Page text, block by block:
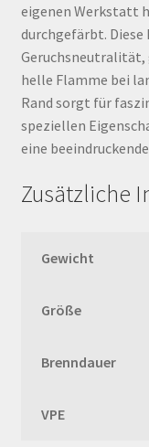
eigenen Werkstatt
durchgefärbt. Diese
Geruchsneutralität,
helle Flamme bei
Rand sorgt für
speziellen
eine
Zusätzliche
Gewicht
Größe
Brenndauer
VPE